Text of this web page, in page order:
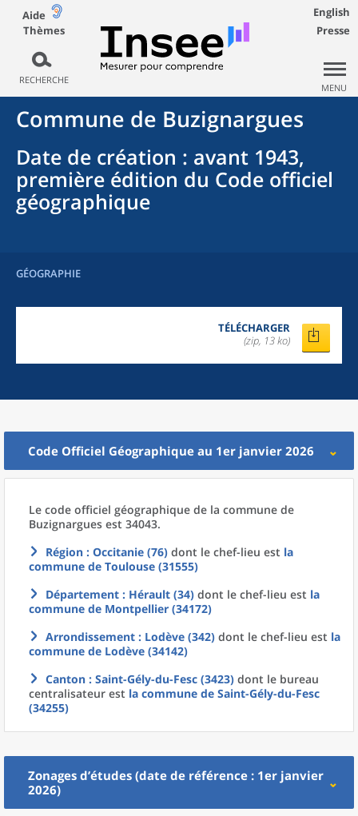
Aide
Thèmes
RECHERCHE
English
Presse
MENU
Commune de Buzignargues
Date de création : avant 1943,
première édition du Code officiel
géographique
GÉOGRAPHIE
TÉLÉCHARGER
(zip, 13 ko)
Code Officiel Géographique au 1er janvier 2026
Le code officiel géographique de la commune de
Buzignargues est 34043.
Région : Occitanie (76) dont le chef-lieu est la
commune de Toulouse (31555)
Département : Hérault (34) dont le chef-lieu est la
commune de Montpellier (34172)
Arrondissement : Lodève (342) dont le chef-lieu est la
commune de Lodève (34142)
Canton : Saint-Gély-du-Fesc (3423) dont le bureau
centralisateur est la commune de Saint-Gély-du-Fesc
(34255)
Zonages d’études (date de référence : 1er janvier
2026)